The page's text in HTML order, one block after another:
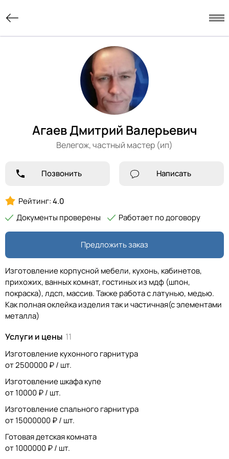
Агаев Дмитрий Валерьевич
Велегож,частный мастер (ип)
Позвонить Написать
Рейтинг:4.0
Документы проверены
Работает по договору
Предложить заказ
Изготовление корпусной мебели, кухонь, кабинетов,
прихожих, ванных комнат, гостиных из мдф (шпон,
покраска), лдсп, массив. Также работа с латунью, медью.
Как полная оклейка изделия так и частичная(с элементами
металла)
Услуги и цены 11
Изготовление кухонного гарнитура
от 2500000 ₽ / шт.
Изготовление шкафа купе
от 10000 ₽ / шт.
Изготовление спального гарнитура
от 15000000 ₽ / шт.
Готовая детская комната
от 1000000 ₽ / шт.